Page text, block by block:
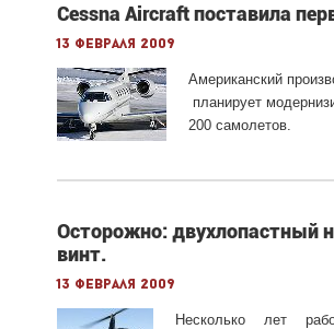
Cessna Aircraft поставила
13 февраля 2009
Американский
планирует
200 самолетов.
Осторожно: двухлопастный
винт.
13 февраля 2009
Несколько лет